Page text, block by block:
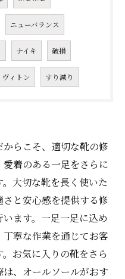
ニューバランス
ナイキ 破損
ヴィトン すり減り
らこそ、適切な靴の修
着のある一足をさらに
大切な靴を長く使いた
と安心感を提供する修
ます。一足一足に込め
寧な作業を通じてお客
お気に入りの靴をさら
、オールソールがおす